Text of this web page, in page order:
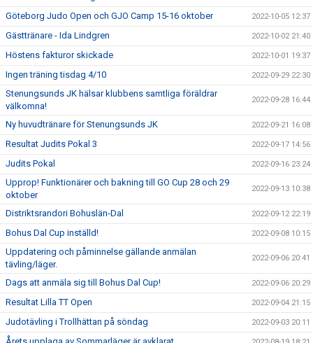
Göteborg Judo Open och GJO Camp 15-16 oktober 2022-10-05 12:37
Gästtränare - Ida Lindgren 2022-10-02 21:40
Höstens fakturor skickade 2022-10-01 19:37
Ingen träning tisdag 4/10 2022-09-29 22:30
Stenungsunds JK hälsar klubbens samtliga föräldrar
välkomna!
2022-09-28 16:44
Ny huvudtränare för Stenungsunds JK 2022-09-21 16:08
Resultat Judits Pokal 3 2022-09-17 14:56
Judits Pokal 2022-09-16 23:24
Upprop! Funktionärer och bakning till GO Cup 28 och 29
oktober
2022-09-13 10:38
Distriktsrandori Bohuslän-Dal 2022-09-12 22:19
Bohus Dal Cup inställd! 2022-09-08 10:15
Uppdatering och påminnelse gällande anmälan
tävling/läger.
2022-09-06 20:41
Dags att anmäla sig till Bohus Dal Cup! 2022-09-06 20:29
Resultat Lilla TT Open 2022-09-04 21:15
Judotävling i Trollhättan på söndag 2022-09-03 20:11